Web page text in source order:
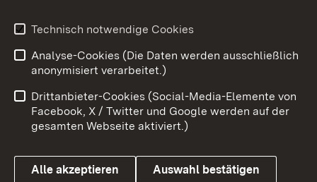
Impressum
Kontakt
Barrierefreiheit
Datenschutz
Cookies
Technisch notwendige Cookies
Analyse-Cookies (Die Daten werden ausschließlich
anonymisiert verarbeitet.)
Drittanbieter-Cookies (Social-Media-Elemente von
Facebook, X / Twitter und Google werden auf der
gesamten Webseite aktiviert.)
Alle akzeptieren Auswahl bestätigen